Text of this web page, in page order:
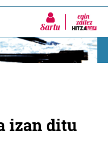
Sartu
izan ditu